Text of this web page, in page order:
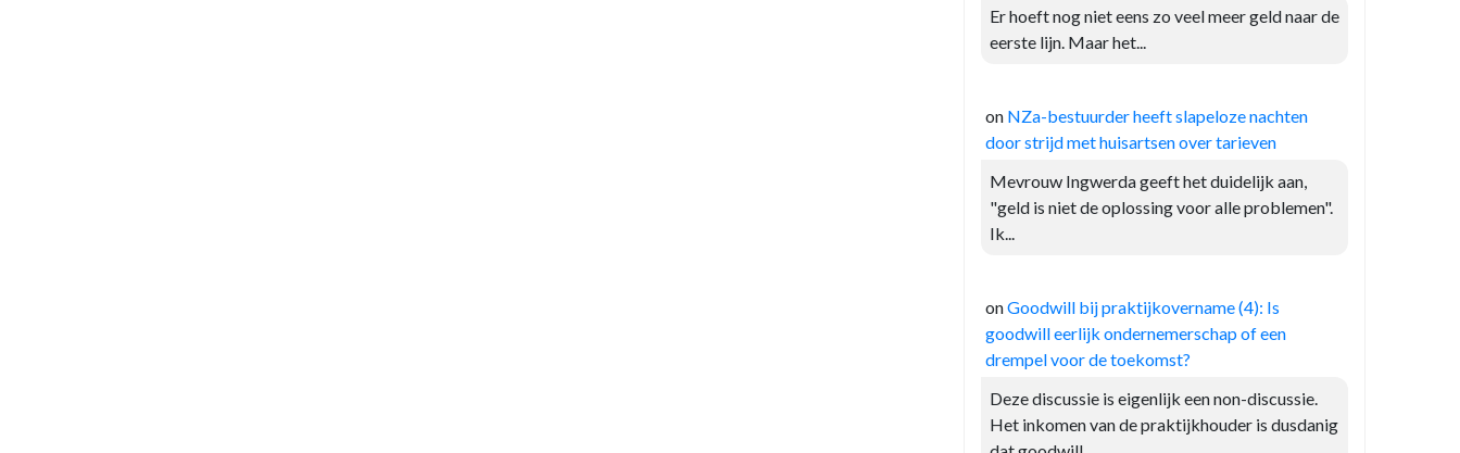
Er hoeft nog niet eens zo veel meer geld naar de
eerste lijn. Maar het...
on NZa-bestuurder heeft slapeloze nachten
door strijd met huisartsen over tarieven
Mevrouw Ingwerda geeft het duidelijk aan,
"geld is niet de oplossing voor alle problemen".
Ik...
onGoodwill bij praktijkovername (4): Is
goodwill eerlijk ondernemerschap of een
drempel voor de toekomst?
Deze discussie is eigenlijk een non-discussie.
Het inkomen van de praktijkhouder is dusdanig